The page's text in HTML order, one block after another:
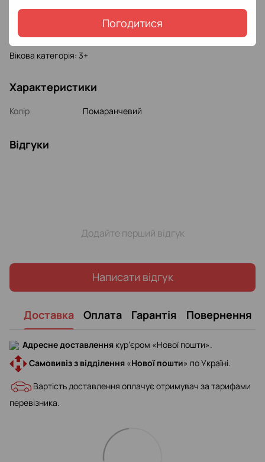
Погодитися
Іграшка оснащена регулюванням гучності.
Розмір іграшки: 22 - 5 - 21 см;
Живлення іграшки: 3 батарейки АА (у комплект не входять);
Вікова категорія: 3+
Характеристики
Колір Помаранчевий
Відгуки
Додайте перший відгук
Написати відгук
Доставка Оплата Гарантія Повернення
Адресне доставлення кур’єром «Нової пошти».
Самовивіз з відділення «Нової пошти» по Україні.
Вартість доставлення оплачує отримувач за тарифами
перевізника.